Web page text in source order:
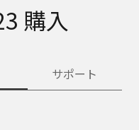
購入
サポート